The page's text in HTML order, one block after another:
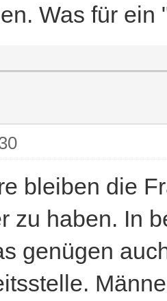
Was für ein
bleiben die
zu haben. In
genügen